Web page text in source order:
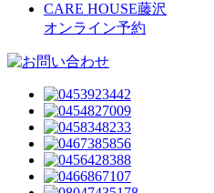
CARE HOUSE藤沢
オンライン予約